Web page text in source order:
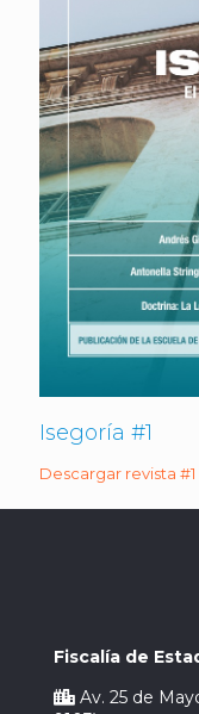
Isegoría #1
Descargar revista #1
Fiscalía de
Av. 25 de